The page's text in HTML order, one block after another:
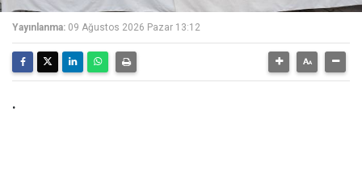
Yayınlanma: 09 Ağustos 2026 Pazar 13:12
.